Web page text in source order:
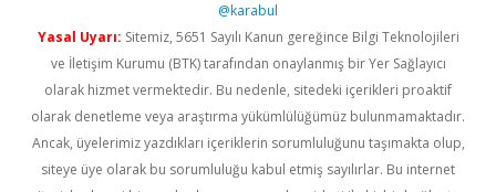
@karabul
Yasal Uyarı: Sitemiz, 5651 Sayılı Kanun gereğince Bilgi Teknolojileri
ve İletişim Kurumu (BTK) tarafından onaylanmış bir Yer Sağlayıcı
olarak hizmet vermektedir. Bu nedenle, sitedeki içerikleri proaktif
olarak denetleme veya araştırma yükümlülüğümüz bulunmamaktadır.
Ancak, üyelerimiz yazdıkları içeriklerin sorumluluğunu taşımakta olup,
siteye üye olarak bu sorumluluğu kabul etmiş sayılırlar. Bu internet